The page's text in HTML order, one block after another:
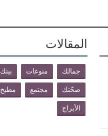
المقالات
جمالك منوعات بيتك
صحّتك مجتمع مطبخ
الأبراج